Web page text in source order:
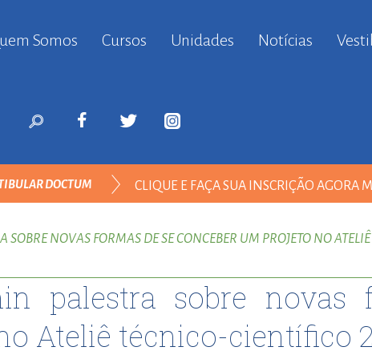
Somos
Cursos Unidades Notícias
DOCTUM CLIQUE E FAÇA SUA INSCRIÇÃO AGORA
SOBRE NOVAS FORMAS DE SE CONCEBER UM PROJETO NO ATELIÊ
TODOS
palestra sobre novas
Ateliê técnico-científico